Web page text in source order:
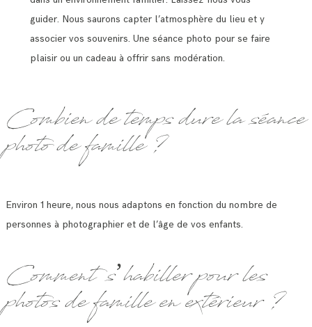
guider. Nous saurons capter l’atmosphère du lieu et y
associer vos souvenirs. Une séance photo pour se faire
plaisir ou un cadeau à offrir sans modération.
Combien de temps dure la séance
photo de famille ?
Environ 1 heure, nous nous adaptons en fonction du nombre de
personnes à photographier et de l’âge de vos enfants.
Comment s’habiller pour les
photos de famille en extérieur ?